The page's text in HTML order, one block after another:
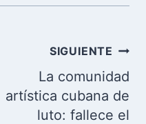
SIGUIENTE
La comunidad
artística cubana de
luto: fallece el